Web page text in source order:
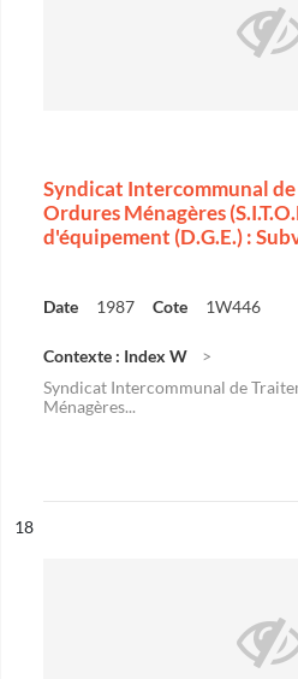
Syndicat Intercommunal
Ordures Ménagères
d'équipement (D.G.E.) :
Date 1987 Cote 1W446
Contexte : Index W
Syndicat Intercommunal de
Ménagères...
n°
18